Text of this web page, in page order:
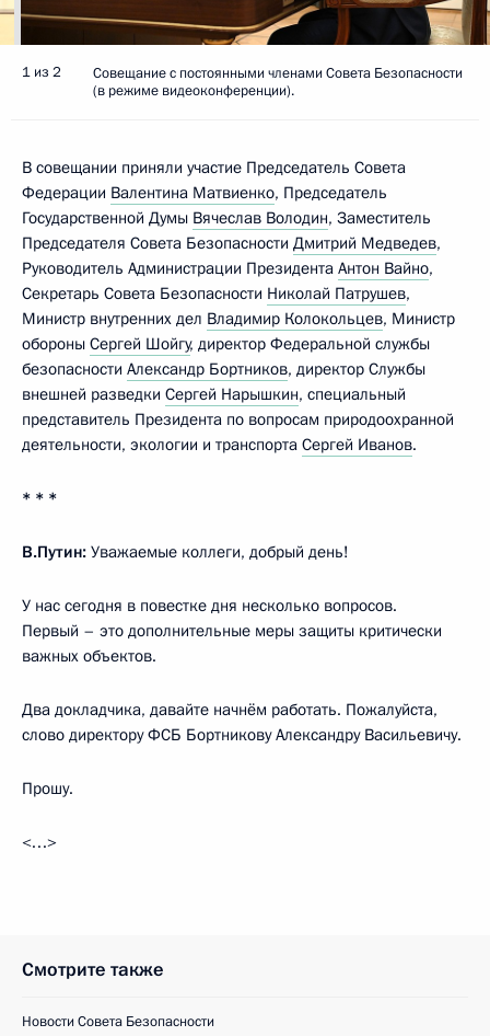
1 из 2
Совещание с постоянными членами Совета Безопасности
(в режиме видеоконференции).
В совещании приняли участие Председатель Совета
Федерации Валентина Матвиенко, Председатель
Государственной Думы Вячеслав Володин, Заместитель
Председателя Совета Безопасности Дмитрий Медведев,
Руководитель Администрации Президента Антон Вайно,
Секретарь Совета Безопасности Николай Патрушев,
Министр внутренних дел Владимир Колокольцев, Министр
обороны Сергей Шойгу, директор Федеральной службы
безопасности Александр Бортников, директор Службы
внешней разведки Сергей Нарышкин, специальный
представитель Президента по вопросам природоохранной
деятельности, экологии и транспорта Сергей Иванов.
* * *
В.Путин: Уважаемые коллеги, добрый день!
У нас сегодня в повестке дня несколько вопросов.
Первый – это дополнительные меры защиты критически
важных объектов.
Два докладчика, давайте начнём работать. Пожалуйста,
слово директору ФСБ Бортникову Александру Васильевичу.
Прошу.
<…>
Смотрите также
Новости Совета Безопасности